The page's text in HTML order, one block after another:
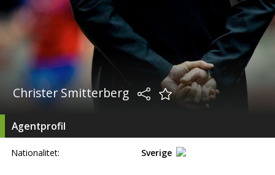
Christer Smitterberg
Agentprofil
Nationalitet: Sverige